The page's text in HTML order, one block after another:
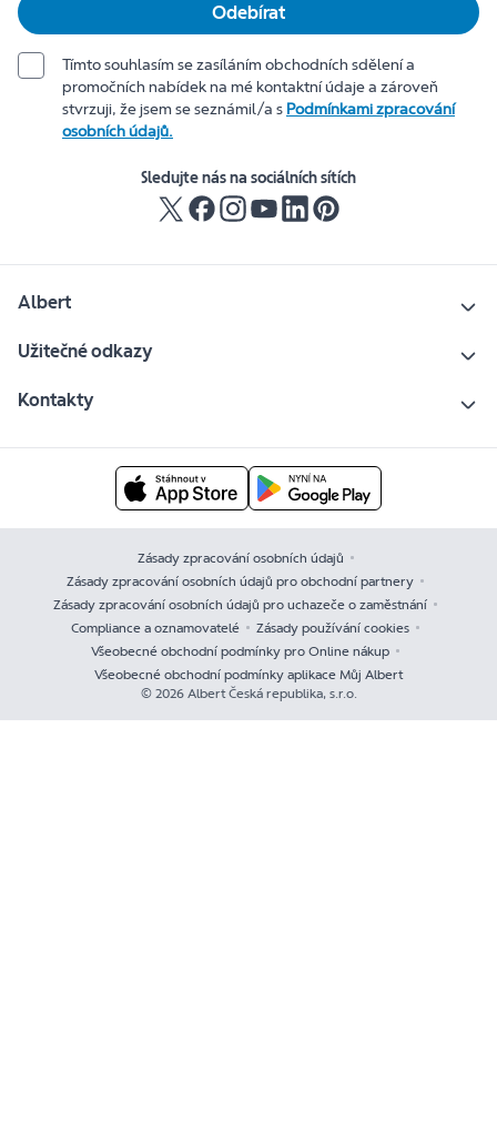
Odebírat
Tímto souhlasím se zasíláním obchodních sdělení a
promočních nabídek na mé kontaktní údaje a zároveň
stvrzuji, že jsem se seznámil/a s Podmínkami zpracování
osobních údajů.
Sledujte nás na sociálních sítích
Albert
Užitečné odkazy
Kontakty
Zásady zpracování osobních údajů
Zásady zpracování osobních údajů pro obchodní partnery
Zásady zpracování osobních údajů pro uchazeče o zaměstnání
Compliance a oznamovatelé
Zásady používání cookies
Všeobecné obchodní podmínky pro Online nákup
Všeobecné obchodní podmínky aplikace Můj Albert
© 2026 Albert Česká republika, s.r.o.